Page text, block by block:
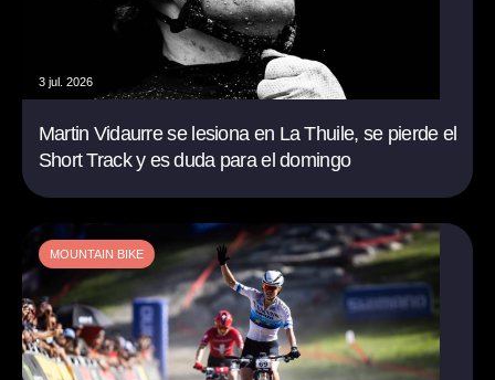
3 jul. 2026
Martin Vidaurre se lesiona en La Thuile, se pierde el
Short Track y es duda para el domingo
MOUNTAIN BIKE